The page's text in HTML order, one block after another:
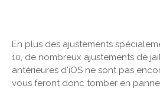
En plus des ajustements
10, de nombreux ajustements de
antérieures d'iOS ne sont pas
vous feront donc tomber en